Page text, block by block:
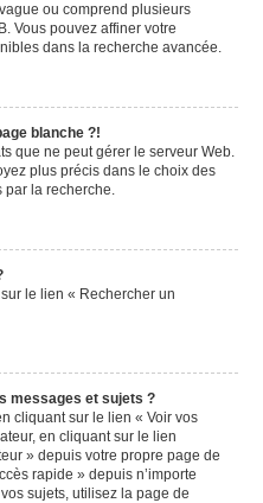
ou comprend plusieurs
Vous pouvez affiner votre
dans la recherche avancée.
blanche ?!
que ne peut gérer le serveur Web.
plus précis dans le choix des
par la recherche.
le lien « Rechercher un
messages et sujets ?
cliquant sur le lien « Voir vos
en cliquant sur le lien
» depuis votre propre page de
rapide » depuis n’importe
sujets, utilisez la page de